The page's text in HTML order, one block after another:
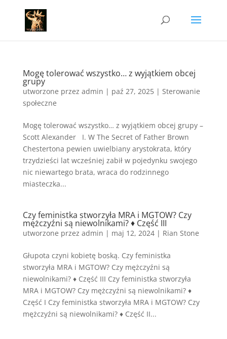
Mogę tolerować wszystko… z wyjątkiem obcej
grupy
utworzone przez admin | paź 27, 2025| Sterowanie
społeczne
Mogę tolerować wszystko… z wyjątkiem obcej grupy –
Scott Alexander I. W The Secret of Father Brown
Chestertona pewien uwielbiany arystokrata, który
trzydzieści lat wcześniej zabił w pojedynku swojego
nic niewartego brata, wraca do rodzinnego
miasteczka...
Czy feministka stworzyła MRA i MGTOW? Czy
mężczyźni są niewolnikami? ♦ Część III
utworzone przez admin | maj 12, 2024| Rian Stone
Głupota czyni kobietę boską. Czy feministka
stworzyła MRA i MGTOW? Czy mężczyźni są
niewolnikami? ♦ Część III Czy feministka stworzyła
MRA i MGTOW? Czy mężczyźni są niewolnikami? ♦
Część I Czy feministka stworzyła MRA i MGTOW? Czy
mężczyźni są niewolnikami? ♦ Część II...